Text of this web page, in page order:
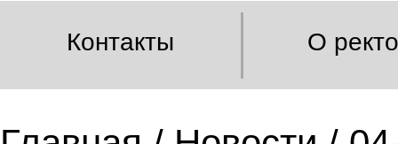
Контакты О